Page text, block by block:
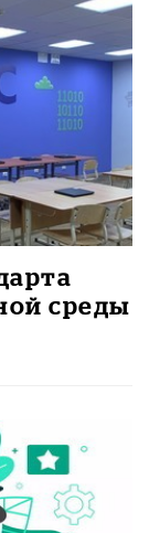
среды